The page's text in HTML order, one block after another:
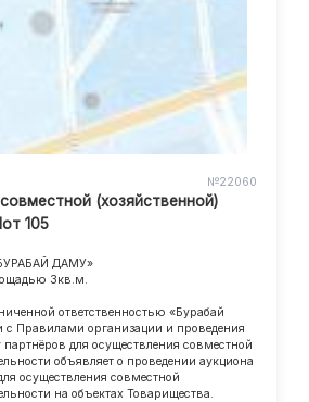
№22060
(хозяйственной)
105
ДАМУ»
3кв.м.
ответственностью «Бурабай
с Правилами организации и проведения
для осуществления совместной
объявляет о проведении аукциона
осуществления совместной
на объектах Товарищества.